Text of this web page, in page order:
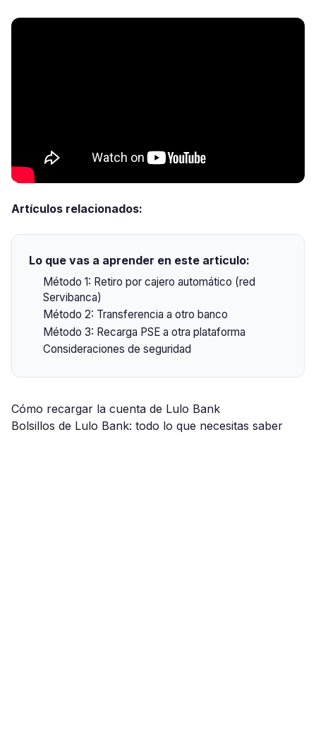
Artículos relacionados:
Lo que vas a aprender en este articulo:
Método 1: Retiro por cajero automático (red
Servibanca)
Método 2: Transferencia a otro banco
Método 3: Recarga PSE a otra plataforma
Consideraciones de seguridad
Cómo recargar la cuenta de Lulo Bank
Bolsillos de Lulo Bank: todo lo que necesitas saber